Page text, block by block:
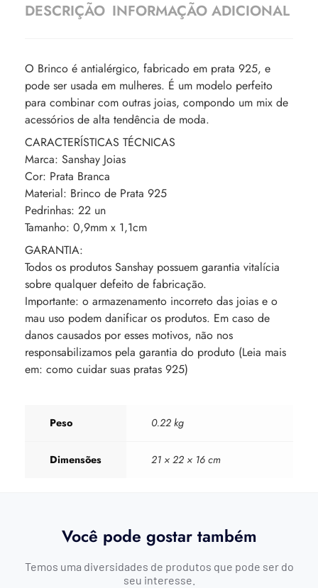
DESCRIÇÃO INFORMAÇÃO ADICIONAL
O Brinco é antialérgico, fabricado em prata 925, e
pode ser usada em mulheres. É um modelo perfeito
para combinar com outras joias, compondo um mix de
acessórios de alta tendência de moda.
CARACTERÍSTICAS TÉCNICAS
Marca: Sanshay Joias
Cor: Prata Branca
Material: Brinco de Prata 925
Pedrinhas: 22 un
Tamanho: 0,9mm x 1,1cm
GARANTIA:
Todos os produtos Sanshay possuem garantia vitalícia
sobre qualquer defeito de fabricação.
Importante: o armazenamento incorreto das joias e o
mau uso podem danificar os produtos. Em caso de
danos causados por esses motivos, não nos
responsabilizamos pela garantia do produto (Leia mais
em: como cuidar suas pratas 925)
Peso 0.22 kg
Dimensões 21 × 22 × 16 cm
Você pode gostar também
Temos uma diversidades de produtos que pode ser do
seu interesse.